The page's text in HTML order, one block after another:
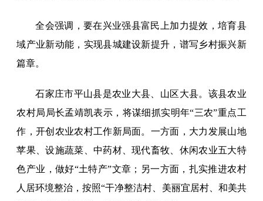
全会强调，要在兴业强县富民上加力提效，培育县
域产业新动能，实现县城建设新提升，谱写乡村振兴新
篇章。
石家庄市平山县是农业大县、山区大县。该县农业
农村局局长孟靖凯表示，将谋细抓实明年“三农”重点工
作，开创农业农村工作新局面。一方面，大力发展山地
苹果、设施蔬菜、中药材、现代畜牧、休闲农业五大特
色产业，做好“土特产”文章；另一方面，扎实推进农村
人居环境整治，按照“干净整洁村、美丽宜居村、和美共